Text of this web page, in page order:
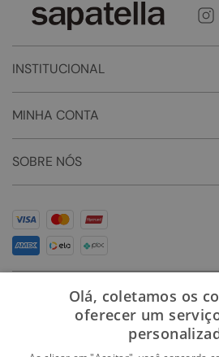
INSTITUCIONAL
MINHA CONTA
SOBRE NÓS
Olá, coletamos os
oferecer um